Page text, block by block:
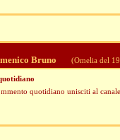
Bruno (Omelia del
quotidiano unisciti al